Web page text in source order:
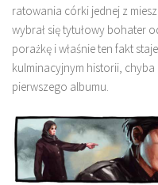
ratowania córki jednej z
wybrał się tytułowy bohater
porażkę i właśnie ten fakt
kulminacyjnym historii,
pierwszego albumu.